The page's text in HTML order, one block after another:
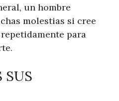
un hombre
molestias si cree
para
SUS